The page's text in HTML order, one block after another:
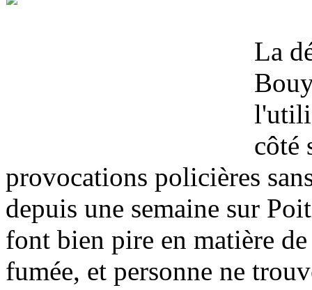
La
côté
provocations policières
depuis une semaine sur
font bien pire en matière
fumée, et personne ne